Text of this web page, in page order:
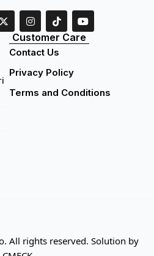
Customer Care
Contact Us
Privacy Policy
Terms and Conditions
All rights reserved. Solution by